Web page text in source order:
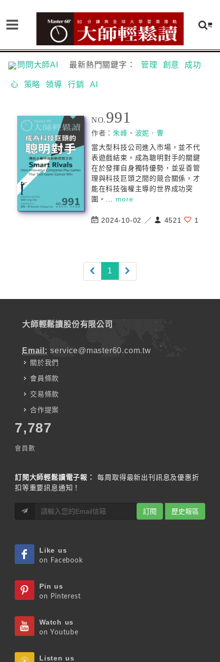
問問大師AI 最新熱門關鍵字： 管理 創意 成功
心 策略 領導 行銷 AI
NO.991
作者：朱峰 、 波妮．曹
當大型科技公司進入市場，並不代
表遊戲結束。成為聰明對手的關鍵
在於發揮自身獨特優勢，並妥善管
理與科技巨頭之間的競合關係，才
能在科技強權主導的世界成功突
圍。... more
2024-10-02 ／ 4521 1
1 (current)
大師輕鬆讀股份有限公司
Email: service@master60.com.tw
關於我們
會員條款
交易條款
合作提案
7,787
會員數
訂閱大師輕鬆讀電子報：
每周取得最新出刊訊息及優惠折
扣等重要訊息通知！
訂閱 歷史報區
Like us
on Facebook
Pin us
on Pinterest
Watch us
on Youtube
Listen us